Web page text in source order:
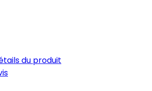
du produit